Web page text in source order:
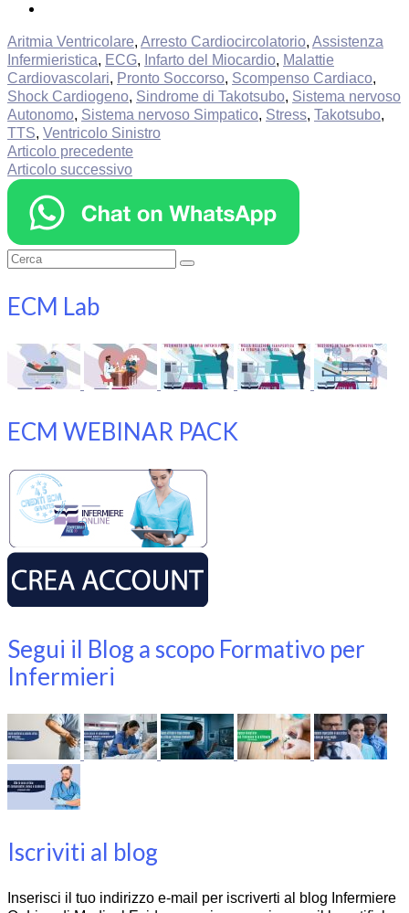
Aritmia Ventricolare, Arresto Cardiocircolatorio, Assistenza
Infermieristica, ECG, Infarto del Miocardio, Malattie
Cardiovascolari, Pronto Soccorso, Scompenso Cardiaco,
Shock Cardiogeno, Sindrome di Takotsubo, Sistema nervoso
Autonomo, Sistema nervoso Simpatico, Stress, Takotsubo,
TTS, Ventricolo Sinistro
Articolo precedente
Articolo successivo
Cerca:
ECM Lab
ECM WEBINAR PACK
Segui il Blog a scopo Formativo per
Infermieri
Iscriviti al blog
Inserisci il tuo indirizzo e-mail per iscriverti al blog Infermiere